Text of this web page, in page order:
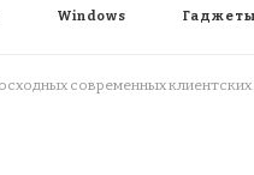
Windows Гаджеты
современных